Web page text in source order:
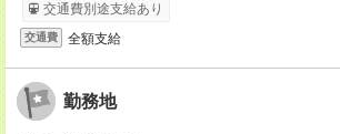
交通費別途支給あり
交通費 全額支給
勤務地